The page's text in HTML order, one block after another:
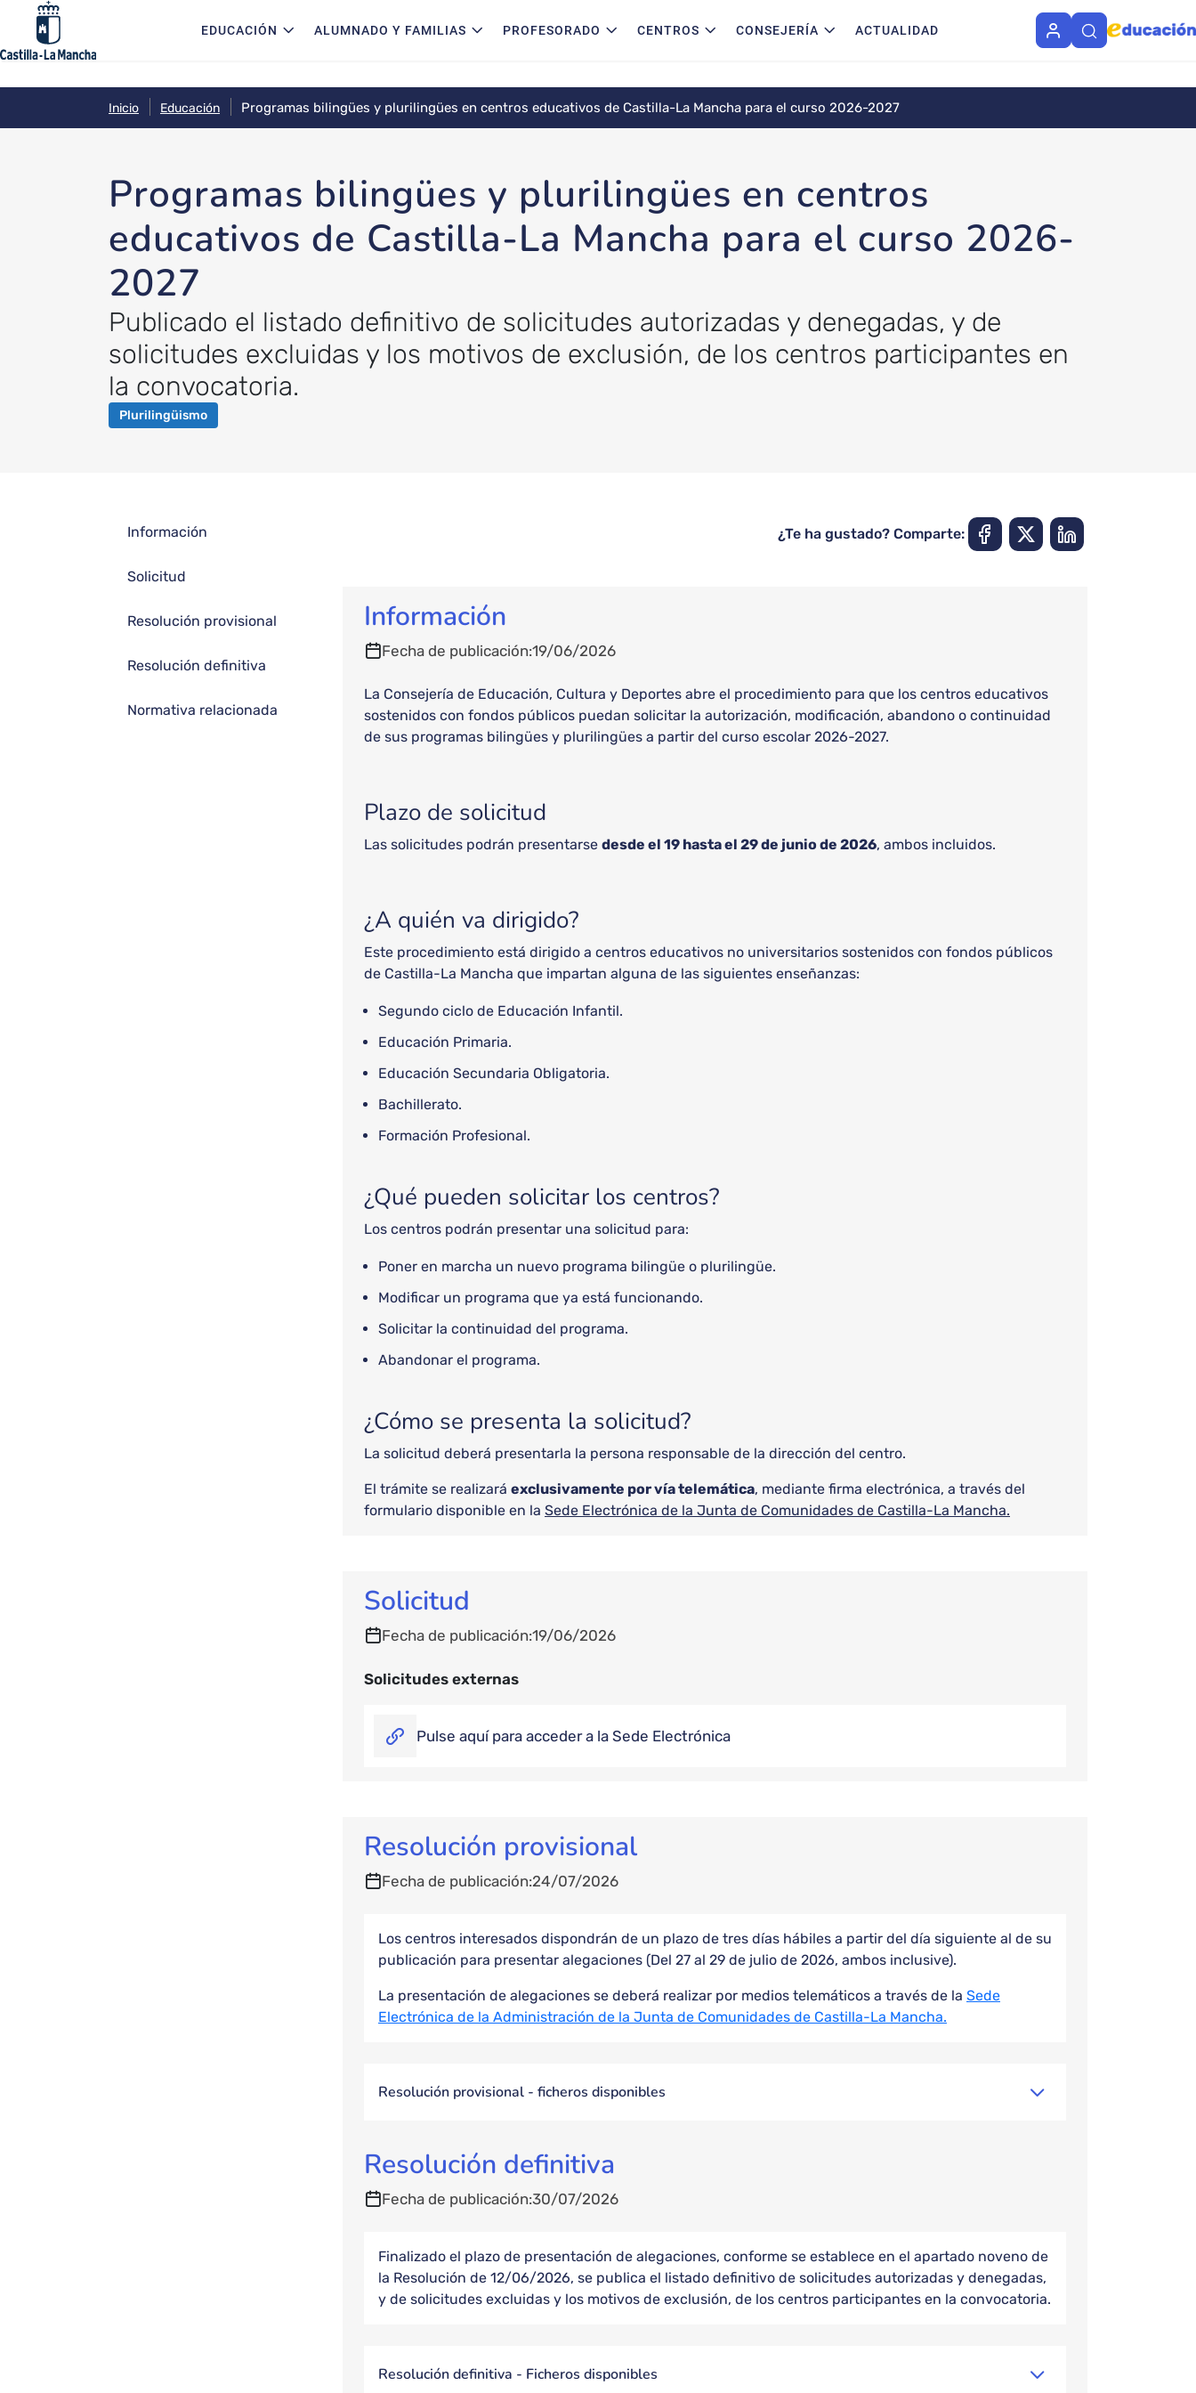
Pasar al contenido principalNavegación principal
EDUCACIÓN ALUMNADO Y FAMILIAS PROFESORADO CENTROS CONSEJERÍA ACTUALIDAD
Inicio Educación Programas bilingües y plurilingües en centros educativos de Castilla-La Mancha para el curso 2026-2027
Programas bilingües y plurilingües en centros
educativos de Castilla-La Mancha para el curso 2026-
2027
Publicado el listado definitivo de solicitudes autorizadas y denegadas, y de
solicitudes excluidas y los motivos de exclusión, de los centros participantes en
la convocatoria.
Plurilingüismo
Información
Solicitud
Resolución provisional
Resolución definitiva
Normativa relacionada
¿Te ha gustado? Comparte:
Información
Fecha de publicación 19/06/2026
La Consejería de Educación, Cultura y Deportes abre el procedimiento para que los centros educativos
sostenidos con fondos públicos puedan solicitar la autorización, modificación, abandono o continuidad
de sus programas bilingües y plurilingües a partir del curso escolar 2026-2027.
Plazo de solicitud
Las solicitudes podrán presentarse desde el 19 hasta el 29 de junio de 2026, ambos incluidos.
¿A quién va dirigido?
Este procedimiento está dirigido a centros educativos no universitarios sostenidos con fondos públicos
de Castilla-La Mancha que impartan alguna de las siguientes enseñanzas:
Segundo ciclo de Educación Infantil.
Educación Primaria.
Educación Secundaria Obligatoria.
Bachillerato.
Formación Profesional.
¿Qué pueden solicitar los centros?
Los centros podrán presentar una solicitud para:
Poner en marcha un nuevo programa bilingüe o plurilingüe.
Modificar un programa que ya está funcionando.
Solicitar la continuidad del programa.
Abandonar el programa.
¿Cómo se presenta la solicitud?
La solicitud deberá presentarla la persona responsable de la dirección del centro.
El trámite se realizará exclusivamente por vía telemática, mediante firma electrónica, a través del
formulario disponible en la Sede Electrónica de la Junta de Comunidades de Castilla-La Mancha.
Solicitud
Fecha de publicación 19/06/2026
Solicitudes externas
Pulse aquí para acceder a la Sede Electrónica
Resolución provisional
Fecha de publicación 24/07/2026
Los centros interesados dispondrán de un plazo de tres días hábiles a partir del día siguiente al de su
publicación para presentar alegaciones (Del 27 al 29 de julio de 2026, ambos inclusive).
La presentación de alegaciones se deberá realizar por medios telemáticos a través de la Sede
Electrónica de la Administración de la Junta de Comunidades de Castilla-La Mancha.
Resolución provisional - ficheros disponibles
Resolución definitiva
Fecha de publicación 30/07/2026
Finalizado el plazo de presentación de alegaciones, conforme se establece en el apartado noveno de
la Resolución de 12/06/2026, se publica el listado definitivo de solicitudes autorizadas y denegadas,
y de solicitudes excluidas y los motivos de exclusión, de los centros participantes en la convocatoria.
Resolución definitiva - Ficheros disponibles